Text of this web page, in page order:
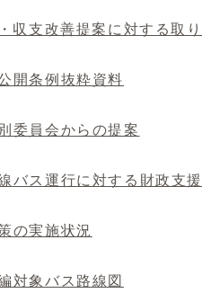
収支改善提案に対する取
開条例抜粋資料
委員会からの提案
バス運行に対する財政支
の実施状況
対象バス路線図